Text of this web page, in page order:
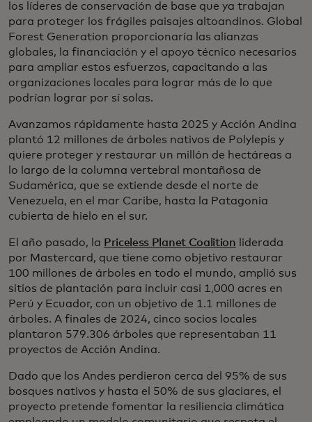
los líderes de conservación de base que ya trabajan
para proteger los frágiles paisajes altoandinos. Global
Forest Generation proporcionaría las alianzas
globales, la financiación y el apoyo técnico necesarios
para ampliar estos esfuerzos, capacitando a las
organizaciones locales para lograr más de lo que
podrían lograr por sí solas.
Avanzamos rápidamente hasta 2025 y Acción Andina
plantó 12 millones de árboles nativos de Polylepis y
quiere proteger y restaurar un millón de hectáreas a
lo largo de la columna vertebral montañosa de
Sudamérica, que se extiende desde el norte de
Venezuela, en el mar Caribe, hasta la Patagonia
cubierta de hielo en el sur.
El año pasado, la Priceless Planet Coalition liderada
por Mastercard, que tiene como objetivo restaurar
100 millones de árboles en todo el mundo, amplió sus
sitios de plantación para incluir casi 1,000 acres en
Perú y Ecuador, con un objetivo de 1.1 millones de
árboles. A finales de 2024, cinco socios locales
plantaron 579.306 árboles que representaban 11
proyectos de Acción Andina.
Dado que los Andes perdieron cerca del 95% de sus
bosques nativos y hasta el 50% de sus glaciares, el
proyecto pretende fomentar la resiliencia climática